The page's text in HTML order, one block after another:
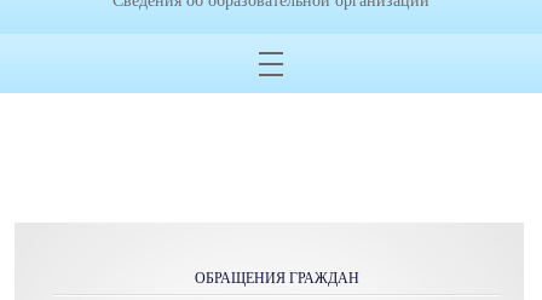
психологическое
тестирование 2025
ОБРАЩЕНИЯ ГРАЖДАН